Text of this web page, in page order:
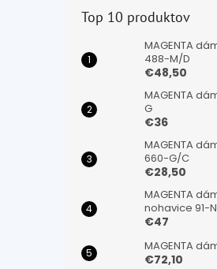
Top 10 produktov
MAGENTA
488-M/D
€48,50
MAGENTA
G
€36
MAGENTA
660-G/C
€28,50
MAGENTA
nohavice 91-
€47
MAGENTA
€72,10